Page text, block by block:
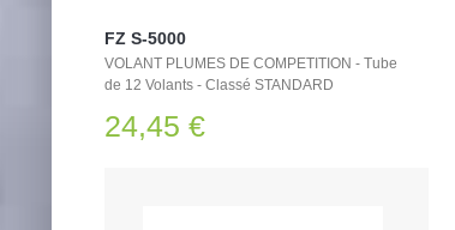
FZ S-5000
VOLANT PLUMES DE COMPETITION - Tube
de 12 Volants - Classé STANDARD
24,45 €